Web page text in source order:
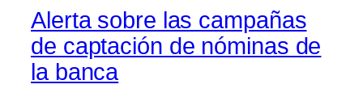
Alerta sobre las campañas
de captación de nóminas de
la banca